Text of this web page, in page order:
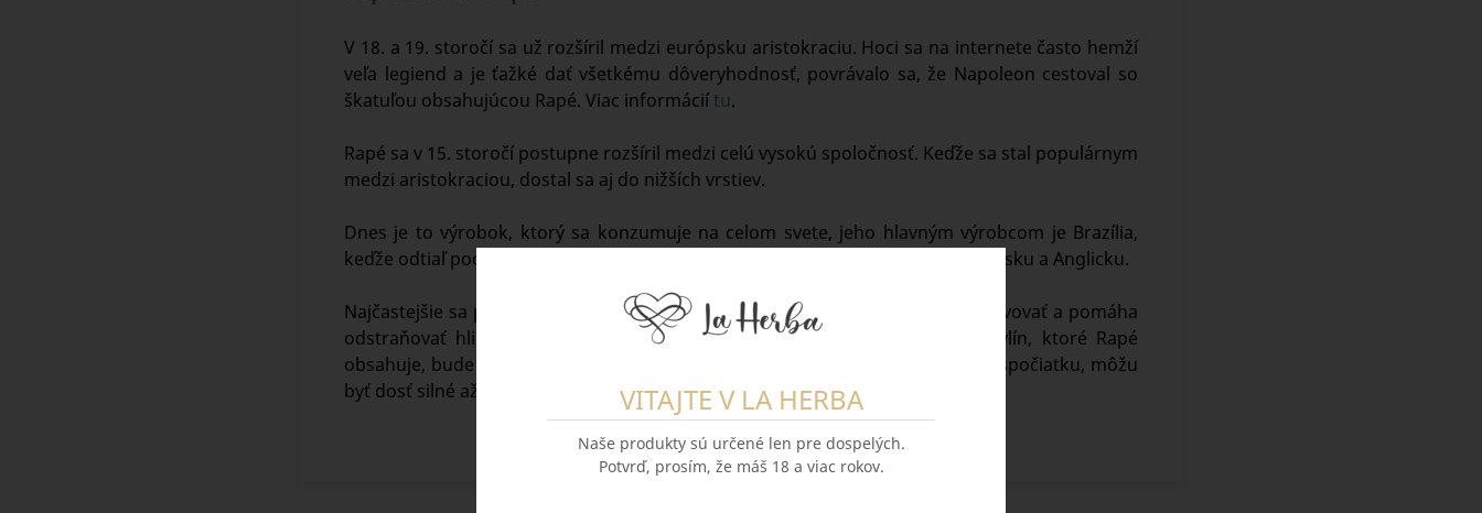
V 18. a 19. storočí sa už rozšíril medzi európsku aristokraciu. Hoci sa na internete často hemží
veľa legiend a je ťažké dať všetkému dôveryhodnosť, povrávalo sa, že Napoleon cestoval so
škatuľou obsahujúcou Rapé. Viac informácií tu.
Rapé sa v 15. storočí postupne rozšíril medzi celú vysokú spoločnosť. Keďže sa stal populárnym
medzi aristokraciou, dostal sa aj do nižších vrstiev.
Dnes je to výrobok, ktorý sa konzumuje na celom svete, jeho hlavným výrobcom je Brazília,
keďže odtiaľ pochádza väčšina Rapé spotrebovaného v Európe, najmä v Španielsku a Anglicku.
Najčastejšie sa používa ako extra dávka nikotínu, ktorá pomáha okamžite aktivovať a pomáha
odstraňovať hlien z dýchacieho systému. V závislosti od zmesi rastlín a bylín, ktoré Rapé
obsahuje, bude účinok a sila rôzna, takže účinky na neskúsených ľudí, aspoň spočiatku, môžu
byť dosť silné až nepríjemné.
VITAJTE V LA HERBA
Naše produkty sú určené len pre dospelých.
Potvrď, prosím, že máš 18 a viac rokov.